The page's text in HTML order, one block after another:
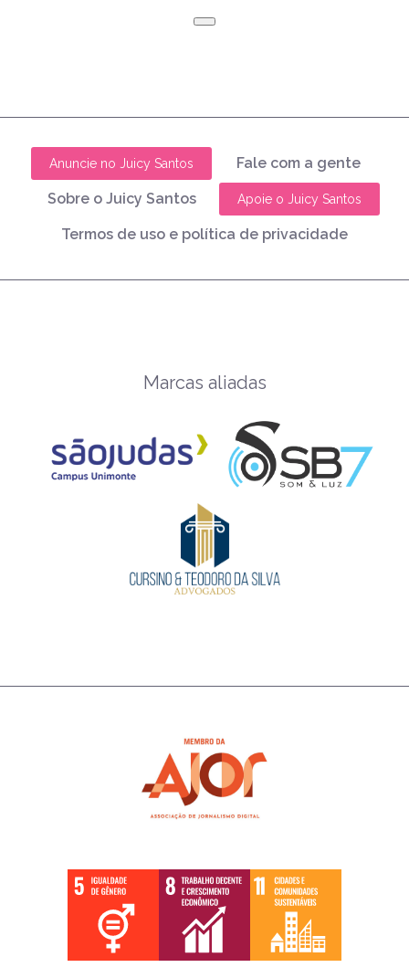
Anuncie no Juicy Santos Fale com a gente
Sobre o Juicy Santos Apoie o Juicy Santos
Termos de uso e política de privacidade
Marcas aliadas